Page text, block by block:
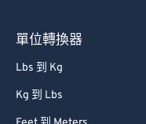
單位轉換器
Lbs 到 Kg
Kg 到 Lbs